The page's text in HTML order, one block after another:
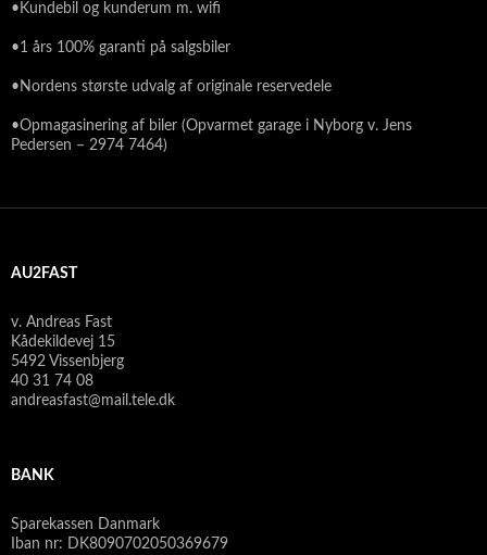
•Kundebil og kunderum m. wifi
•1 års 100% garanti på salgsbiler
•Nordens største udvalg af originale reservedele
•Opmagasinering af biler (Opvarmet garage i Nyborg v. Jens
Pedersen – 2974 7464)
AU2FAST
v. Andreas Fast
Kådekildevej 15
5492 Vissenbjerg
40 31 74 08
andreasfast@mail.tele.dk
BANK
Sparekassen Danmark
Iban nr: DK8090702050369679